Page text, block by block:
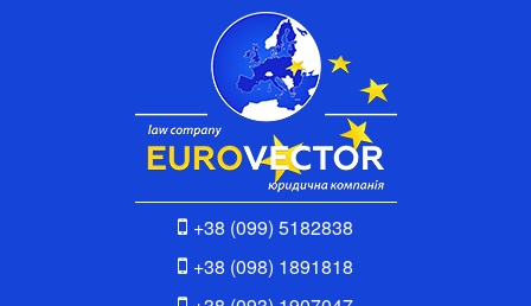
+38 (099) 5182838
+38 (098) 1891818